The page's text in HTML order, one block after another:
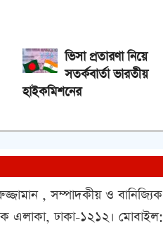
ভিসা প্রতারণা নিয়ে
সতর্কবার্তা ভারতীয়
হাইকমিশনের
, সম্পাদকীয় ও
এলাকা, ঢাকা-১২১২।